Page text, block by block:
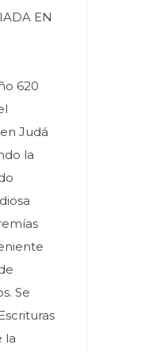
EN
620
Judá
la
Se
la